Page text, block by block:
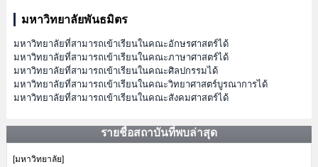
มหาวิทยาลัยพันธมิตร
มหาวิทยาลัยที่สามารถเข้าเรียนในคณะอักษรศาสตร์ได้
มหาวิทยาลัยที่สามารถเข้าเรียนในคณะภาษาศาสตร์ได้
มหาวิทยาลัยที่สามารถเข้าเรียนในคณะศิลปกรรมได้
มหาวิทยาลัยที่สามารถเข้าเรียนในคณะวิทยาศาสตร์บูรณาการได้
มหาวิทยาลัยที่สามารถเข้าเรียนในคณะสังคมศาสตร์ได้
รายชื่อสถาบันที่พบล่าสุด
[มหาวิทยาลัย]